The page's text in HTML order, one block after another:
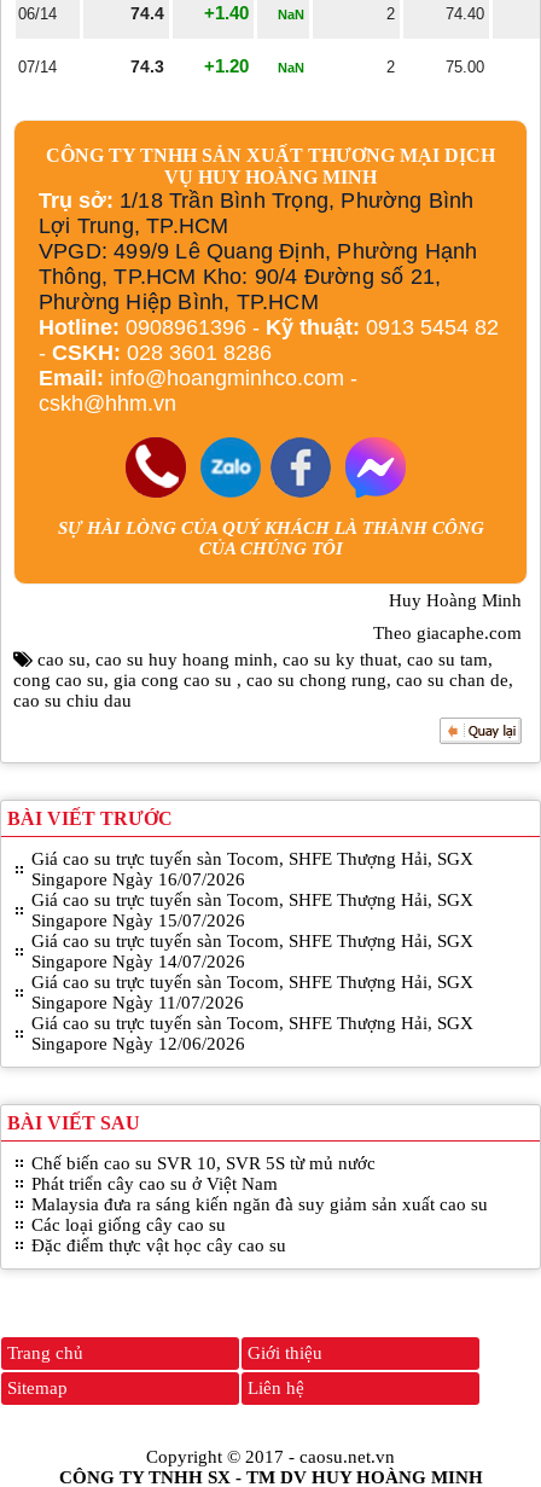
06/14 74.4 +1.40 NaN 2 74.40
07/14 74.3 +1.20 NaN 2 75.00
CÔNG TY TNHH SẢN XUẤT THƯƠNG MẠI DỊCH
VỤ HUY HOÀNG MINH
Trụ sở: 1/18 Trần Bình Trọng, Phường Bình
Lợi Trung, TP.HCM
VPGD: 499/9 Lê Quang Định, Phường Hạnh
Thông, TP.HCM Kho: 90/4 Đường số 21,
Phường Hiệp Bình, TP.HCM
Hotline: 0908961396 - Kỹ thuật: 0913 5454 82
- CSKH: 028 3601 8286
Email: info@hoangminhco.com -
cskh@hhm.vn
SỰ HÀI LÒNG CỦA QUÝ KHÁCH LÀ THÀNH CÔNG
CỦA CHÚNG TÔI
Huy Hoàng Minh
Theo giacaphe.com
cao su, cao su huy hoang minh, cao su ky thuat, cao su tam,
cong cao su, gia cong cao su , cao su chong rung, cao su chan de,
cao su chiu dau
BÀI VIẾT TRƯỚC
Giá cao su trực tuyến sàn Tocom, SHFE Thượng Hải, SGX
Singapore Ngày 16/07/2026
Giá cao su trực tuyến sàn Tocom, SHFE Thượng Hải, SGX
Singapore Ngày 15/07/2026
Giá cao su trực tuyến sàn Tocom, SHFE Thượng Hải, SGX
Singapore Ngày 14/07/2026
Giá cao su trực tuyến sàn Tocom, SHFE Thượng Hải, SGX
Singapore Ngày 11/07/2026
Giá cao su trực tuyến sàn Tocom, SHFE Thượng Hải, SGX
Singapore Ngày 12/06/2026
BÀI VIẾT SAU
Chế biến cao su SVR 10, SVR 5S từ mủ nước
Phát triển cây cao su ở Việt Nam
Malaysia đưa ra sáng kiến ngăn đà suy giảm sản xuất cao su
Các loại giống cây cao su
Đặc điểm thực vật học cây cao su
Trang chủ
Giới thiệu
Sitemap
Liên hệ
Copyright © 2017 - caosu.net.vn
CÔNG TY TNHH SX - TM DV HUY HOÀNG MINH